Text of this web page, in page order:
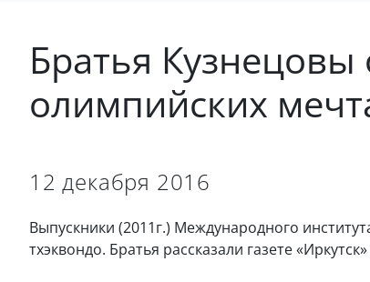
Братья
олимпийских
12 декабря 2016
Выпускники (2011г.) Международного
тхэквондо. Братья рассказали газете